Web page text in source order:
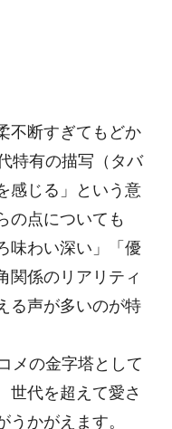
不断すぎてもどか
特有の描写（タバ
感じる」という意
の点についても
味わい深い」「優
関係のリアリティ
る声が多いのが特
メの金字塔として
世代を超えて愛さ
かがえます。